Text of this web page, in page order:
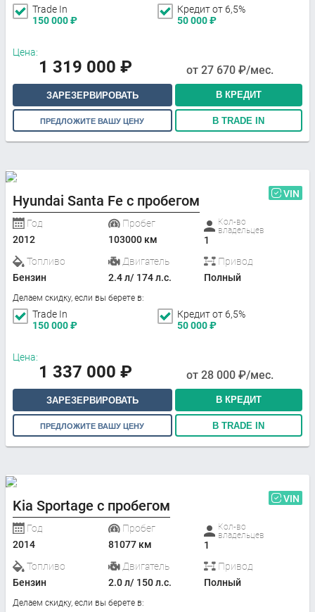
Trade In
150 000₽
Кредит от 6,5%
50 000₽
Цена:
1 319 000 ₽ от 27 670 ₽/мес.
ЗАРЕЗЕРВИРОВАТЬ В КРЕДИТ
ПРЕДЛОЖИТЕ ВАШУ ЦЕНУ В TRADE IN
Hyundai Santa Fe с пробегом VIN
Год
2012
Пробег
103000 км
Кол-во
владельцев
1
Топливо
Бензин
Двигатель
2.4 л/ 174 л.с.
Привод
Полный
Делаем скидку, если вы берете в:
Trade In
150 000₽
Кредит от 6,5%
50 000₽
Цена:
1 337 000 ₽ от 28 000 ₽/мес.
ЗАРЕЗЕРВИРОВАТЬ В КРЕДИТ
ПРЕДЛОЖИТЕ ВАШУ ЦЕНУ В TRADE IN
Kia Sportage с пробегом VIN
Год
2014
Пробег
81077 км
Кол-во
владельцев
1
Топливо
Бензин
Двигатель
2.0 л/ 150 л.с.
Привод
Полный
Делаем скидку, если вы берете в: